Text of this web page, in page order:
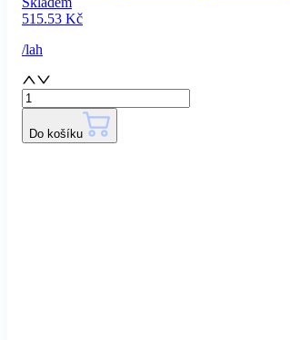
515.53 Kč
/lah
Do košíku